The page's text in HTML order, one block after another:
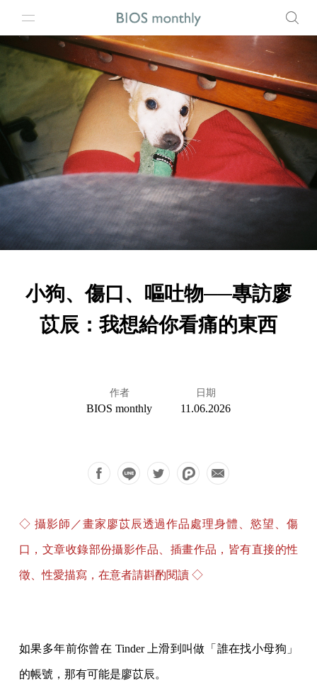
小狗、傷口、嘔吐物──專訪廖
苡辰：我想給你看痛的東西
作者
BIOS monthly
日期
11.06.2026
◇ 攝影師／畫家廖苡辰透過作品處理身體、慾望、傷
口，文章收錄部份攝影作品、插畫作品，皆有直接的性
徵、性愛描寫，在意者請斟酌閱讀 ◇
如果多年前你曾在 Tinder 上滑到叫做「誰在找小母狗」
的帳號，那有可能是廖苡辰。